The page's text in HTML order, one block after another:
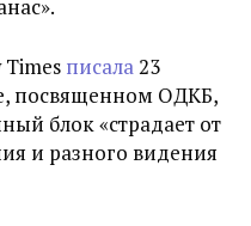
Times писала23
посвященном ОДКБ,
блок «страдает от
и разного видения